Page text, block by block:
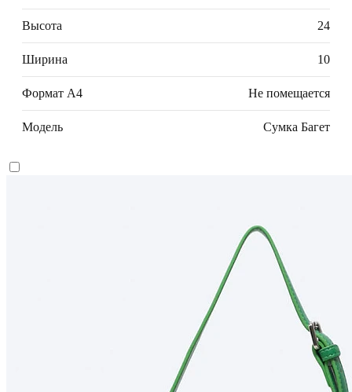
Высота 24
Ширина 10
Формат А4 Не помещается
Модель Сумка Багет